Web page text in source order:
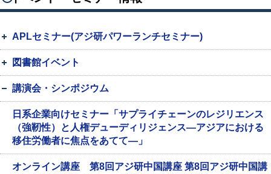
APLセミナー(アジ研パワーランチセミナー)
図書館イベント
講演会・シンポジウム
日系企業向けセミナー「サプライチェーンのレジリエンス
（強靭性）と人権デューディリジェンス―アジアにおける
移住労働者に焦点をあてて―」
オンライン講座 第8回アジ研中国講座 第8回アジ研中国講